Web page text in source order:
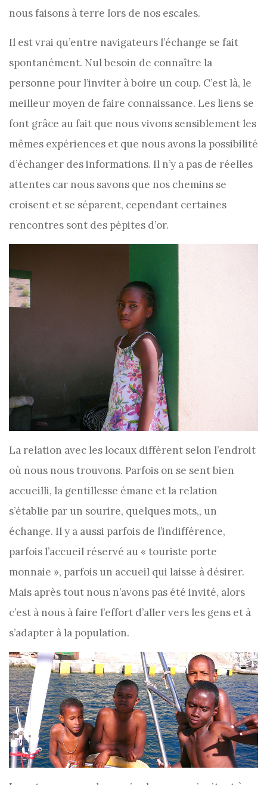
nous faisons à terre lors de nos escales.
Il est vrai qu’entre navigateurs l’échange se fait
spontanément. Nul besoin de connaître la
personne pour l’inviter à boire un coup. C’est là, le
meilleur moyen de faire connaissance. Les liens se
font grâce au fait que nous vivons sensiblement les
mêmes expériences et que nous avons la possibilité
d’échanger des informations. Il n’y a pas de réelles
attentes car nous savons que nos chemins se
croisent et se séparent, cependant certaines
rencontres sont des pépites d’or.
La relation avec les locaux diffèrent selon l’endroit
où nous nous trouvons. Parfois on se sent bien
accueilli, la gentillesse émane et la relation
s’établie par un sourire, quelques mots,, un
échange. Il y a aussi parfois de l’indifférence,
parfois l’accueil réservé au « touriste porte
monnaie », parfois un accueil qui laisse à désirer.
Mais après tout nous n’avons pas été invité, alors
c’est à nous à faire l’effort d’aller vers les gens et à
s’adapter à la population.